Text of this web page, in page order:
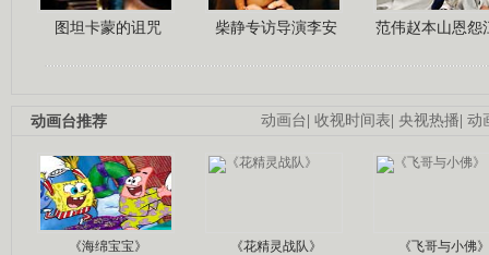
图坦卡蒙的诅咒 柴静专访导演李安 范伟赵本山恩怨
动画台| 收视时间表| 央视热播| 动
动画台推荐
《海绵宝宝》 《花精灵战队》 《飞哥与小佛》